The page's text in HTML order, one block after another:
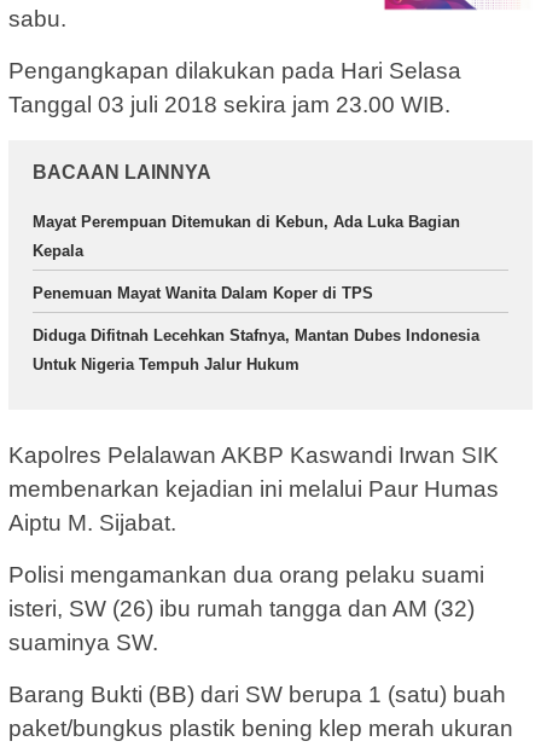
sabu.
Pengangkapan dilakukan pada Hari Selasa
Tanggal 03 juli 2018 sekira jam 23.00 WIB.
BACAAN LAINNYA
Mayat Perempuan Ditemukan di Kebun, Ada Luka Bagian
Kepala
Penemuan Mayat Wanita Dalam Koper di TPS
Diduga Difitnah Lecehkan Stafnya, Mantan Dubes Indonesia
Untuk Nigeria Tempuh Jalur Hukum
Kapolres Pelalawan AKBP Kaswandi Irwan SIK
membenarkan kejadian ini melalui Paur Humas
Aiptu M. Sijabat.
Polisi mengamankan dua orang pelaku suami
isteri, SW (26) ibu rumah tangga dan AM (32)
suaminya SW.
Barang Bukti (BB) dari SW berupa 1 (satu) buah
paket/bungkus plastik bening klep merah ukuran